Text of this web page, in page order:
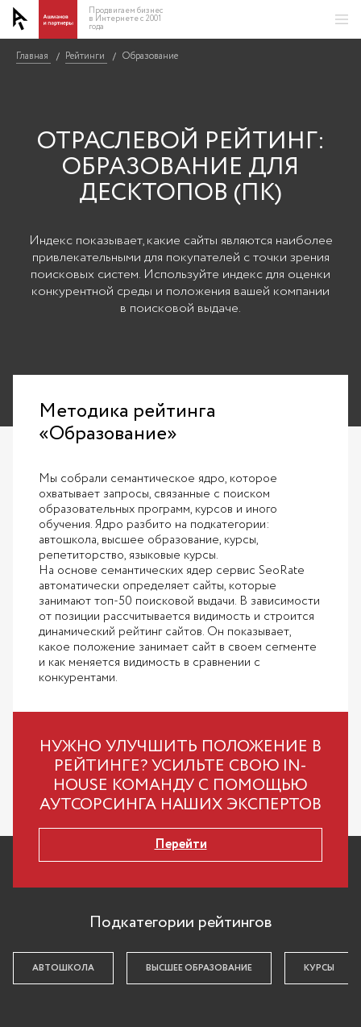
Продвигаем бизнес
в Интернете с 2001
года
Главная / Рейтинги / Образование
ОТРАСЛЕВОЙ РЕЙТИНГ:
ОБРАЗОВАНИЕ ДЛЯ
ДЕСКТОПОВ (ПК)
Индекс показывает, какие сайты являются наиболее
привлекательными для покупателей с точки зрения
поисковых систем. Используйте индекс для оценки
конкурентной среды и положения вашей компании
в поисковой выдаче.
Главная / Рейтинги / Образование
Методика рейтинга
«Образование»
Мы собрали семантическое ядро, которое
охватывает запросы, связанные с поиском
образовательных программ, курсов и иного
обучения. Ядро разбито на подкатегории:
автошкола, высшее образование, курсы,
репетиторство, языковые курсы.
На основе семантических ядер сервис SeoRate
автоматически определяет сайты, которые
занимают топ-50 поисковой выдачи. В зависимости
от позиции рассчитывается видимость и строится
динамический рейтинг сайтов. Он показывает,
какое положение занимает сайт в своем сегменте
и как меняется видимость в сравнении с
конкурентами.
НУЖНО УЛУЧШИТЬ ПОЛОЖЕНИЕ В
РЕЙТИНГЕ? УСИЛЬТЕ СВОЮ IN-
HOUSE КОМАНДУ С ПОМОЩЬЮ
АУТСОРСИНГА НАШИХ ЭКСПЕРТОВ
Перейти
Подкатегории рейтингов
АВТОШКОЛА ВЫСШЕЕ ОБРАЗОВАНИЕ КУРСЫ